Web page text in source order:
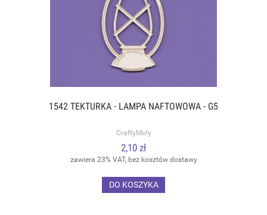
1542 TEKTURKA - LAMPA NAFTOWOWA - G5
CraftyMoly
2,10 zł
zawiera 23% VAT, bez kosztów dostawy
DO KOSZYKA